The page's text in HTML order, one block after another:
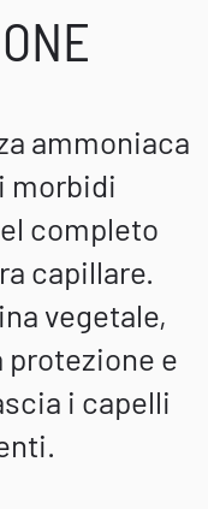
ammoniaca
morbidi
completo
capillare.
vegetale,
protezione e
i capelli